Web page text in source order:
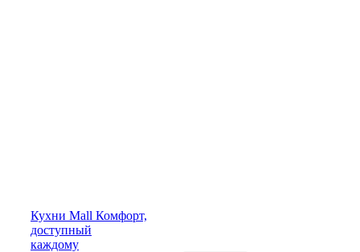
Кухни Mall Комфорт,
доступный
каждому